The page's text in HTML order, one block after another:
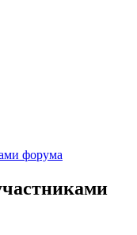
форума